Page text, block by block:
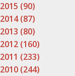
2015 (90)
2014 (87)
2013 (80)
2012 (160)
2011 (233)
2010 (244)